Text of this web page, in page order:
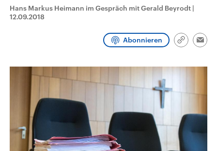
und Hintergründe zu den Parteien
und Kandidaten der anstehenden
Wahl.
Sendungen Programm Podcasts
Hans Markus Heimann im Gespräch mit Gerald Beyrodt |
12.09.2018
Abonnieren
Link